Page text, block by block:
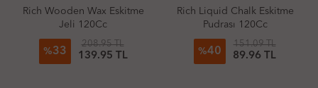
Rich Wooden Wax Eskitme
Jeli 120Cc
%33
208.95 TL
139.95 TL
Rich Liquid Chalk Eskitme
Pudrası 120Cc
%40
151.09 TL
89.96 TL